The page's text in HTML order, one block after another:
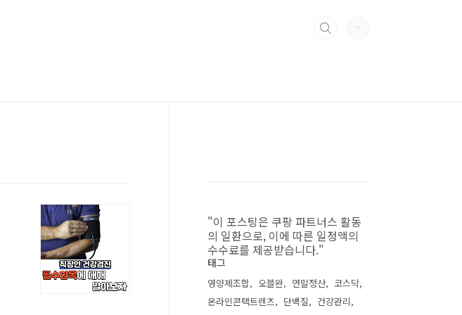
"이 포스팅은 쿠팡 파트너스 활동
의 일환으로, 이에 따른 일정액의
수수료를 제공받습니다."
태그
영양제조합 오블완 연말정산
코스닥
온라인콘택트렌즈
단백질
건강관리